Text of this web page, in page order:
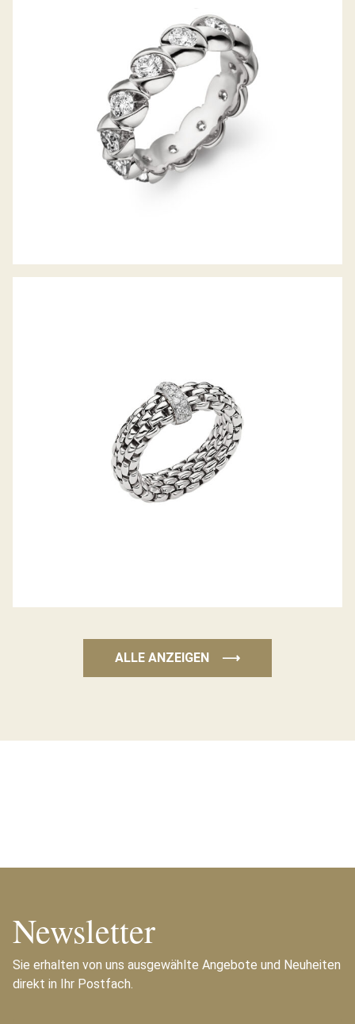
MEMOIRERING CALLA
ALLE ANZEIGEN ⟶
Newsletter
Sie erhalten von uns ausgewählte Angebote und Neuheiten
direkt in Ihr Postfach.